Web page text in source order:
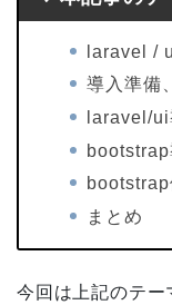
laravel /
導入準備
laravel/ui
bootstrap
まとめ
今回は上記のテー